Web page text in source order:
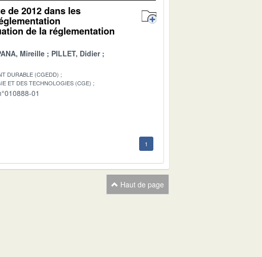
de 2012 dans les
de la réglementation
Mireille
PILLET, Didier
DURABLE (CGEDD)
ET DES TECHNOLOGIES (CGE)
01
1
Haut de page